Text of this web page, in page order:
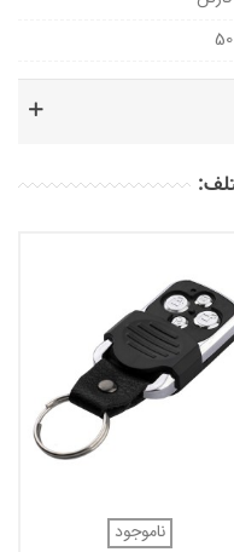
50
ناموجود